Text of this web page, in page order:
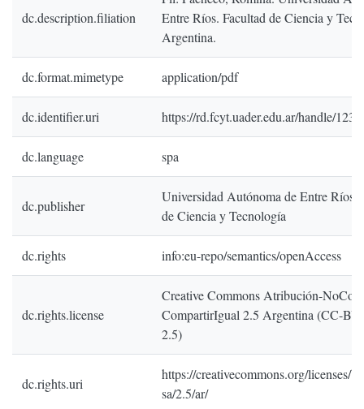
dc.description.filiation
Entre Ríos. Facultad de Ciencia y
Argentina.
dc.format.mimetype application/pdf
dc.identifier.uri https://rd.fcyt.uader.edu.ar/handle/
dc.language spa
dc.publisher
Universidad Autónoma de Entre Ríos.
de Ciencia y Tecnología
dc.rights info:eu-repo/semantics/openAccess
dc.rights.license
Creative Commons Atribución-
CompartirIgual 2.5 Argentina (CC-
2.5)
dc.rights.uri
https://creativecommons.org/licenses/
sa/2.5/ar/